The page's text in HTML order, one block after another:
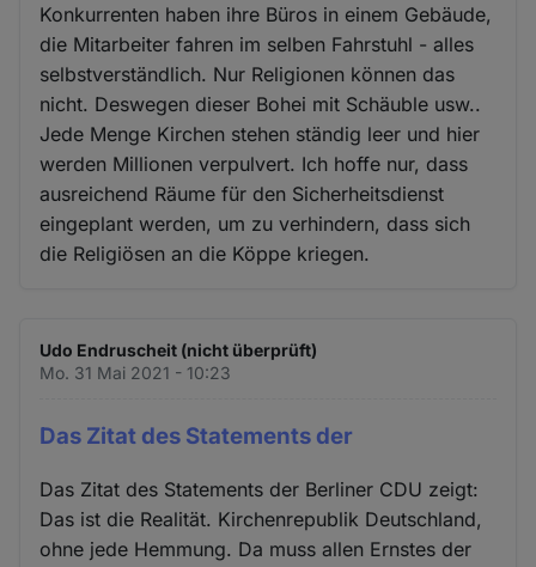
Konkurrenten haben ihre Büros in einem Gebäude,
die Mitarbeiter fahren im selben Fahrstuhl - alles
selbstverständlich. Nur Religionen können das
nicht. Deswegen dieser Bohei mit Schäuble usw..
Jede Menge Kirchen stehen ständig leer und hier
werden Millionen verpulvert. Ich hoffe nur, dass
ausreichend Räume für den Sicherheitsdienst
eingeplant werden, um zu verhindern, dass sich
die Religiösen an die Köppe kriegen.
Udo Endruscheit (nicht überprüft)
Mo. 31 Mai 2021 - 10:23
Das Zitat des Statements der
Das Zitat des Statements der Berliner CDU zeigt:
Das ist die Realität. Kirchenrepublik Deutschland,
ohne jede Hemmung. Da muss allen Ernstes der